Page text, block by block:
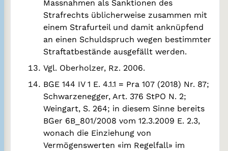
Massnahmen als Sanktionen des
Strafrechts üblicherweise zusammen mit
einem Strafurteil und damit anknüpfend
an einen Schuldspruch wegen bestimmter
Straftatbestände ausgefällt werden.
Vgl. Oberholzer, Rz. 2006.
BGE 144 IV 1 E. 4.1.1 = Pra 107 (2018) Nr. 87;
Schwarzenegger, Art. 376 StPO N. 2;
Weingart, S. 264; in diesem Sinne bereits
BGer 6B_801/2008 vom 12.3.2009 E. 2.3,
wonach die Einziehung von
Vermögenswerten «im Regelfall» im